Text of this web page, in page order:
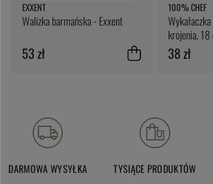
EXXENT
Walizka barmańska - Exxent
53 zł
100% CHEF
krojenia,
sztuk -
38 zł
DARMOWA WYSYŁKA TYSIĄCE PRODUKTÓW